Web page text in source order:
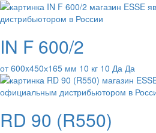
IN F 600/2
от 600x450х165 мм 10 кг 10 Да Да
RD 90 (R550)